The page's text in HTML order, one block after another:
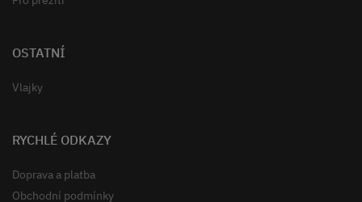
OSTATNÍ
Vlajky
RYCHLÉ ODKAZY
Doprava a platba
Obchodní podmínky